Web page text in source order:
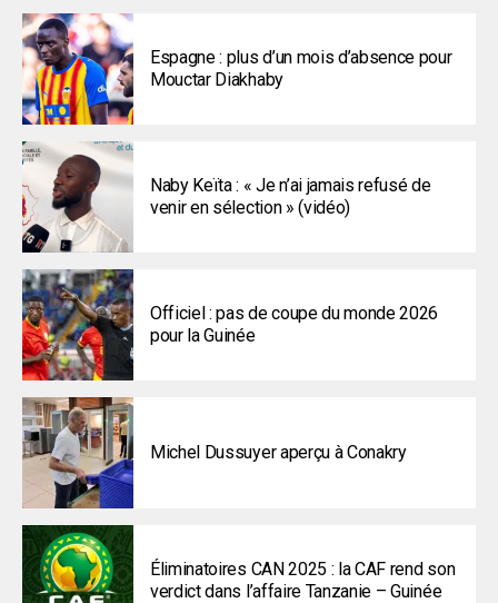
Espagne : plus d’un mois d’absence pour
Mouctar Diakhaby
Naby Keïta : « Je n’ai jamais refusé de
venir en sélection » (vidéo)
Officiel : pas de coupe du monde 2026
pour la Guinée
Michel Dussuyer aperçu à Conakry
Éliminatoires CAN 2025 : la CAF rend son
verdict dans l’affaire Tanzanie – Guinée